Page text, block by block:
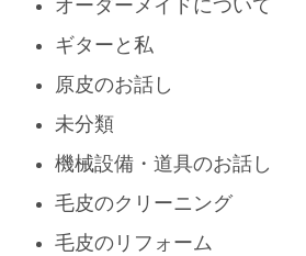
オーダーメイドについて
ギターと私
原皮のお話し
未分類
機械設備・道具のお話し
毛皮のクリーニング
毛皮のリフォーム